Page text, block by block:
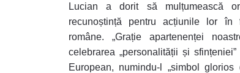
Lucian a dorit să mulțumească
recunoștință pentru acțiunile lor în
române. „Grație apartenenței
celebrarea „personalității și
European, numindu-l „simbol